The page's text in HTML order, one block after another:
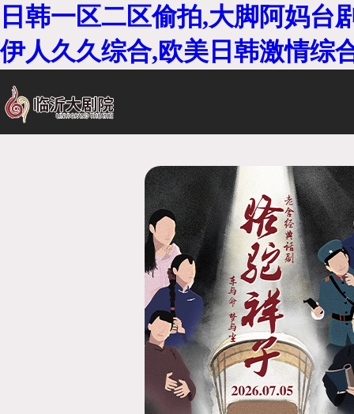
日韩一区二区偷拍,大脚阿妈台
伊人久久综合,欧美日韩激情综